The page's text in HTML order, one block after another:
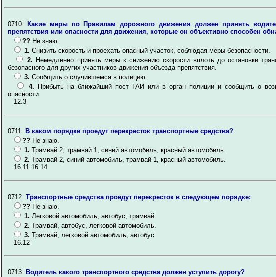
0710.
Какие меры по Правилам дорожного движения должен принять
препятствия или опасности для движения, которые он объективно способен
?? Не знаю.
1. Снизить скорость и проехать опасный участок, соблюдая меры безопасности.
2. Немедленно принять меры к снижению скорости вплоть до остановки
безопасного для других участников движения объезда препятствия.
3. Сообщить о случившемся в полицию.
4.
Прибыть на ближайший пост ГАИ или в орган полиции и сообщить о
опасности.
12.3
0711. В каком порядке проедут перекресток транспортные средства?
?? Не знаю.
1. Трамвай 2, трамвай 1, синий автомобиль, красный автомобиль.
2. Трамвай 2, синий автомобиль, трамвай 1, красный автомобиль.
16.11 16.14
0712. Транспортные средства проедут перекресток в следующем порядке:
?? Не знаю.
1. Легковой автомобиль, автобус, трамвай.
2. Трамвай, автобус, легковой автомобиль.
3. Трамвай, легковой автомобиль, автобус.
16.12
0713. Водитель какого транспортного средства должен уступить дорогу?